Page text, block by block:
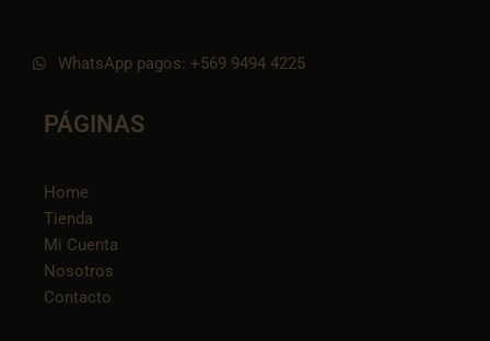
WhatsApp pagos: +569 9494 4225
PÁGINAS
Home
Tienda
Mi Cuenta
Nosotros
Contacto